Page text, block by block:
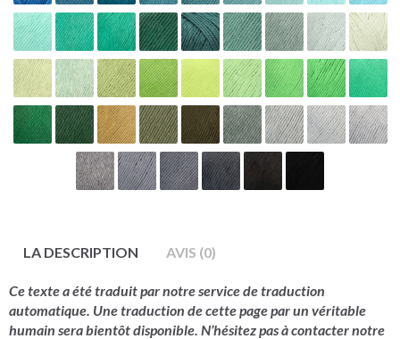
LA DESCRIPTION AVIS (0)
Ce texte a été traduit par notre service de traduction
automatique. Une traduction de cette page par un véritable
humain sera bientôt disponible. N’hésitez pas à contacter notre